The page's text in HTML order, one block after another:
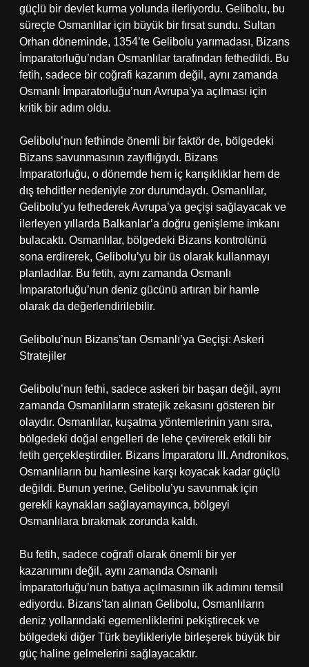
güçlü bir devlet kurma yolunda ilerliyordu. Gelibolu, bu
süreçte Osmanlılar için büyük bir fırsat sundu. Sultan
Orhan döneminde, 1354’te Gelibolu yarımadası, Bizans
İmparatorluğu’ndan Osmanlılar tarafından fethedildi. Bu
fetih, sadece bir coğrafi kazanım değil, aynı zamanda
Osmanlı İmparatorluğu’nun Avrupa’ya açılması için
kritik bir adım oldu.
Gelibolu’nun fethinde önemli bir faktör de, bölgedeki
Bizans savunmasının zayıflığıydı. Bizans
İmparatorluğu, o dönemde hem iç karışıklıklar hem de
dış tehditler nedeniyle zor durumdaydı. Osmanlılar,
Gelibolu’yu fethederek Avrupa’ya geçişi sağlayacak ve
ilerleyen yıllarda Balkanlar’a doğru genişleme imkanı
bulacaktı. Osmanlılar, bölgedeki Bizans kontrolünü
sona erdirerek, Gelibolu’yu bir üs olarak kullanmayı
planladılar. Bu fetih, aynı zamanda Osmanlı
İmparatorluğu’nun deniz gücünü artıran bir hamle
olarak da değerlendirilebilir.
Gelibolu’nun Bizans’tan Osmanlı’ya Geçişi: Askeri
Stratejiler
Gelibolu’nun fethi, sadece askeri bir başarı değil, aynı
zamanda Osmanlıların stratejik zekasını gösteren bir
olaydır. Osmanlılar, kuşatma yöntemlerinin yanı sıra,
bölgedeki doğal engelleri de lehe çevirerek etkili bir
fetih gerçekleştirdiler. Bizans İmparatoru III. Andronikos,
Osmanlıların bu hamlesine karşı koyacak kadar güçlü
değildi. Bunun yerine, Gelibolu’yu savunmak için
gerekli kaynakları sağlayamayınca, bölgeyi
Osmanlılara bırakmak zorunda kaldı.
Bu fetih, sadece coğrafi olarak önemli bir yer
kazanımını değil, aynı zamanda Osmanlı
İmparatorluğu’nun batıya açılmasının ilk adımını temsil
ediyordu. Bizans’tan alınan Gelibolu, Osmanlıların
deniz yollarındaki egemenliklerini pekiştirecek ve
bölgedeki diğer Türk beylikleriyle birleşerek büyük bir
güç haline gelmelerini sağlayacaktır.